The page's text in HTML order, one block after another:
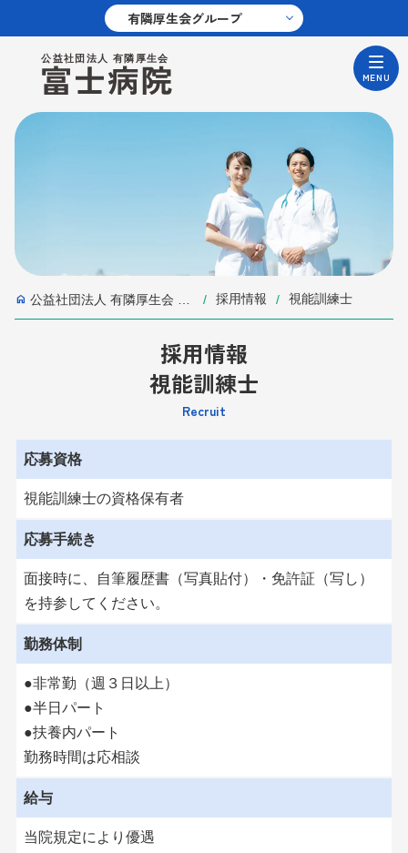
採用情報 視能訓練士
採用情報
視能訓練士
応募資格
視能訓練士の資格保有者
応募手続き
面接時に、自筆履歴書（写真貼付）・免許証（写し）
を持参してください。
勤務体制
●非常勤（週３日以上）
●半日パート
●扶養内パート
勤務時間は応相談
給与
当院規定により優遇